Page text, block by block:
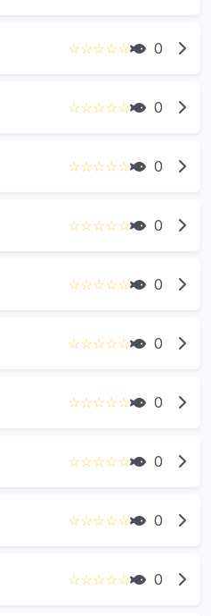
☆☆☆☆☆ 0
☆☆☆☆☆ 0
☆☆☆☆☆ 0
☆☆☆☆☆ 0
☆☆☆☆☆ 0
☆☆☆☆☆ 0
☆☆☆☆☆ 0
☆☆☆☆☆ 0
☆☆☆☆☆ 0
☆☆☆☆☆ 0